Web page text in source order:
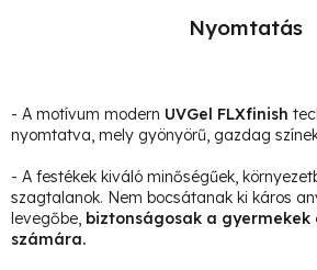
Nyomtatás
- A motívum modern UVGel FLXfinish
nyomtatva, mely gyönyörű, gazdag
- A festékek kiváló minőségűek,
szagtalanok. Nem bocsátanak ki káros
levegőbe, biztonságosak a gyermekek
számára.